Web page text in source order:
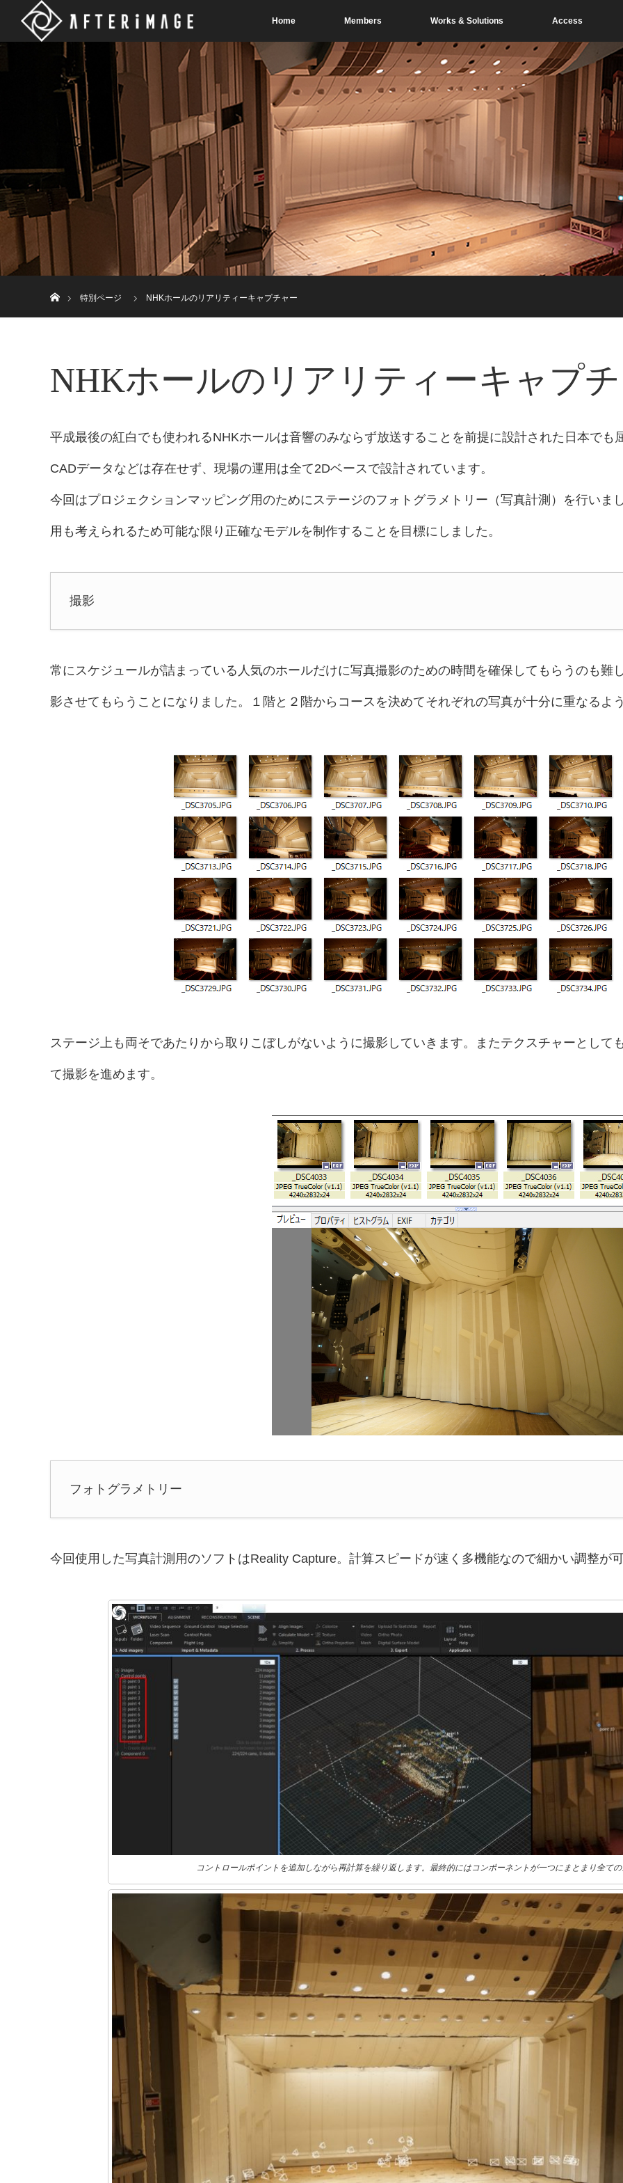
Home Members Works & Solutions Access
特別ページ
NHKホールのリアリティーキャプチャー
NHKホールのリアリティーキャプ
平成最後の紅白でも使われるNHKホールは音響のみならず放送することを前提に設計された日本で
CADデータなどは存在せず、現場の運用は全て2Dベースで設計されています。
今回はプロジェクションマッピング用のためにステージのフォトグラメトリー（写真計測）を行いま
用も考えられるため可能な限り正確なモデルを制作することを目標にしました。
撮影
常にスケジュールが詰まっている人気のホールだけに写真撮影のための時間を確保してもらうのも難
影させてもらうことになりました。１階と２階からコースを決めてそれぞれの写真が十分に重なるよ
ステージ上も両そであたりから取りこぼしがないように撮影していきます。またテクスチャーとして
て撮影を進めます。
フォトグラメトリー
今回使用した写真計測用のソフトはReality Capture。計算スピードが速く多機能なので細かい調整が可
コントロールポイントを追加しながら再計算を繰り返します。最終的にはコンポーネントが一つにまとまり全ての